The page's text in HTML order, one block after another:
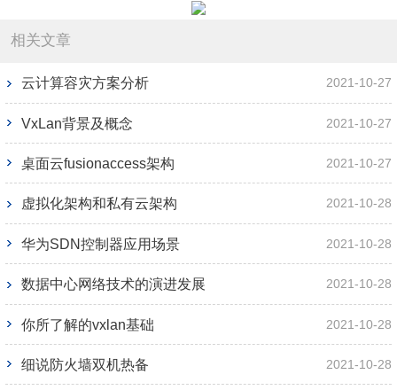
相关文章
云计算容灾方案分析 2021-10-27
VxLan背景及概念 2021-10-27
桌面云fusionaccess架构 2021-10-27
虚拟化架构和私有云架构 2021-10-28
华为SDN控制器应用场景 2021-10-28
数据中心网络技术的演进发展 2021-10-28
你所了解的vxlan基础 2021-10-28
细说防火墙双机热备 2021-10-28